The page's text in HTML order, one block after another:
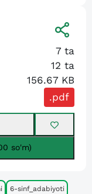
7 ta
12 ta
156.67 KB
.pdf
so'm)
6-sinf_adabiyoti